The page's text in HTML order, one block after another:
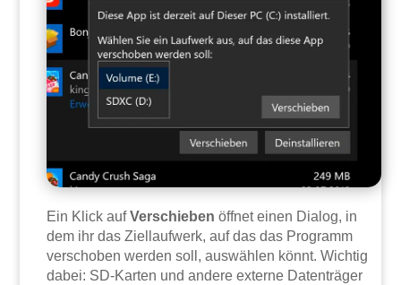
Ein Klick aufVerschieben öffnet einen Dialog, in
dem ihr das Ziellaufwerk, auf das das Programm
verschoben werden soll, auswählen könnt. Wichtig
dabei: SD-Karten und andere externe Datenträger